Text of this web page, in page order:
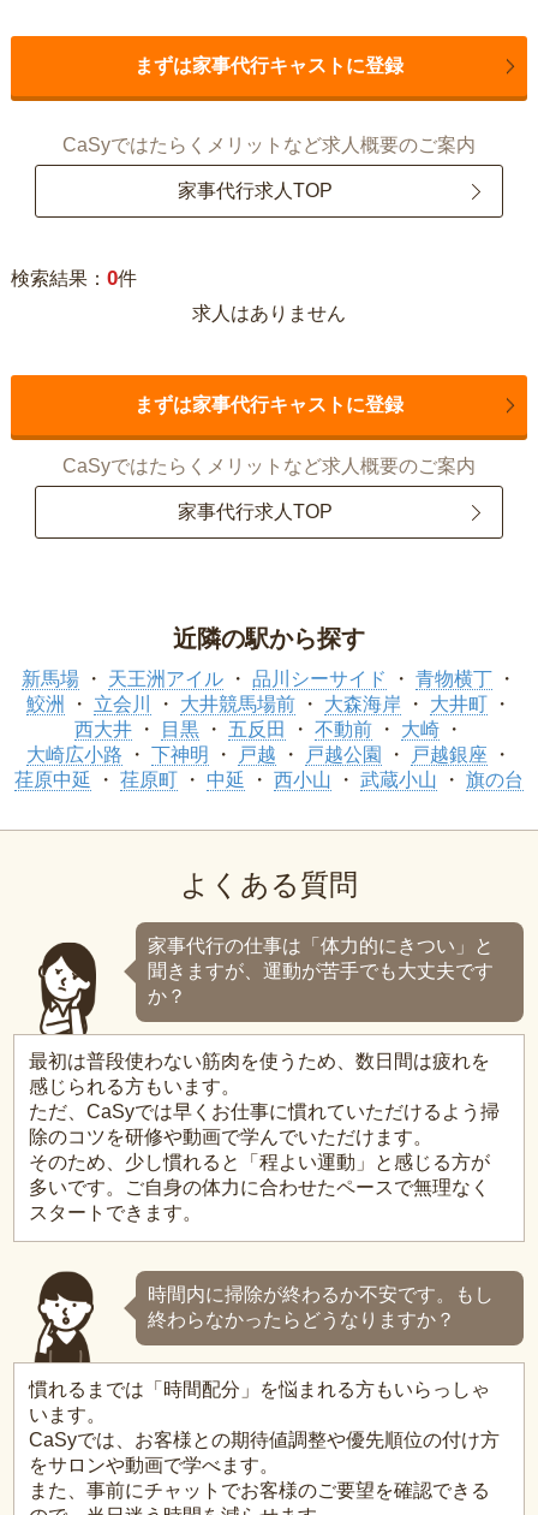
まずは家事代行キャストに登録
CaSyではたらくメリットなど求人概要のご案内
家事代行求人TOP
検索結果： 0件
求人はありません
まずは家事代行キャストに登録
CaSyではたらくメリットなど求人概要のご案内
家事代行求人TOP
近隣の駅から探す
新馬場 天王洲アイル 品川シーサイド
青物横丁
鮫洲
立会川 大井競馬場前 大森海岸
大井町
西大井
目黒 五反田 不動前
大崎
大崎広小路
下神明 戸越 戸越公園
戸越銀座
荏原中延
荏原町 中延 西小山 武蔵小山 旗の台
よくある質問
家事代行の仕事は「体力的にきつい」と
聞きますが、運動が苦手でも大丈夫です
か？
最初は普段使わない筋肉を使うため、数日間は疲れを
感じられる方もいます。
ただ、CaSyでは早くお仕事に慣れていただけるよう掃
除のコツを研修や動画で学んでいただけます。
そのため、少し慣れると「程よい運動」と感じる方が
多いです。ご自身の体力に合わせたペースで無理なく
スタートできます。
時間内に掃除が終わるか不安です。もし
終わらなかったらどうなりますか？
慣れるまでは「時間配分」を悩まれる方もいらっしゃ
います。
CaSyでは、お客様との期待値調整や優先順位の付け方
をサロンや動画で学べます。
また、事前にチャットでお客様のご要望を確認できる